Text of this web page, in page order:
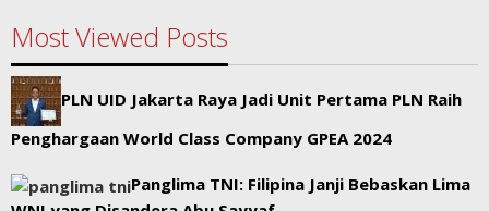
Most Viewed Posts
PLN UID Jakarta Raya Jadi Unit Pertama PLN Raih
Penghargaan World Class Company GPEA 2024
Panglima TNI: Filipina Janji Bebaskan Lima